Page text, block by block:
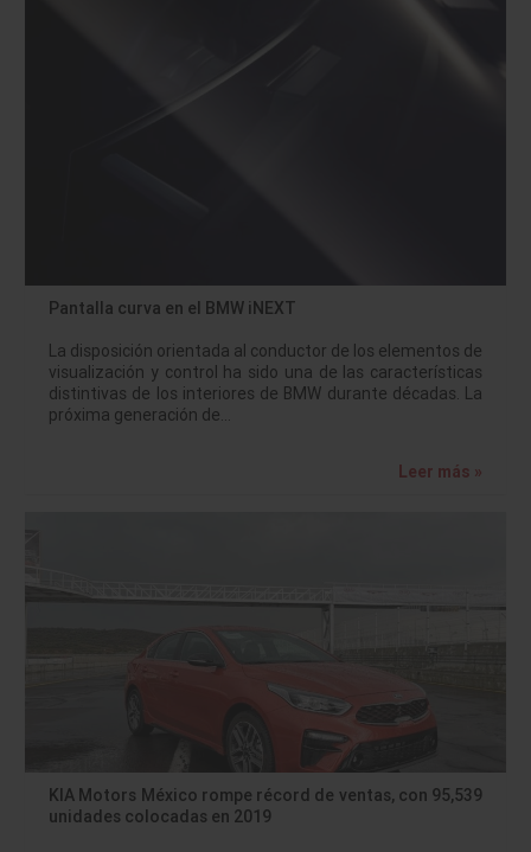
Pantalla curva en el BMW iNEXT
La disposición orientada al conductor de los elementos de
visualización y control ha sido una de las características
distintivas de los interiores de BMW durante décadas. La
próxima generación de…
Leer más »
KIA Motors México rompe récord de ventas, con 95,539
unidades colocadas en 2019